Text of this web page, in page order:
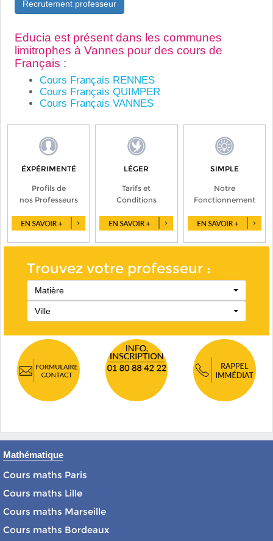
Recrutement professeur
Educia est présent dans les communes
limitrophes à Vannes pour des cours de
Français :
Cours Français RENNES
Cours Français QUIMPER
Cours Français VANNES
ÉXPÉRIMENTÉ
Profils de
nos Professeurs
LÉGER
Tarifs et
Conditions
SIMPLE
Notre
Fonctionnement
Trouvez votre professeur :
Matière
Ville
Mathématique
Cours maths Paris
Cours maths Lille
Cours maths Marseille
Cours maths Bordeaux